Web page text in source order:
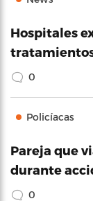
Hospitales
0
Policíacas
Pareja que
durante
0